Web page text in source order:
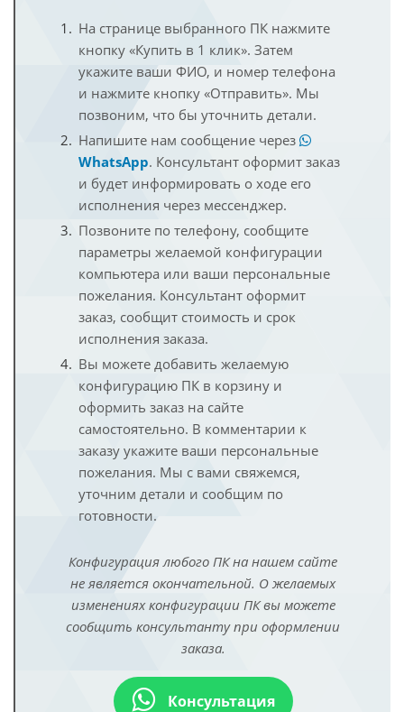
На странице выбранного ПК нажмите
кнопку «Купить в 1 клик». Затем
укажите ваши ФИО, и номер телефона
и нажмите кнопку «Отправить». Мы
позвоним, что бы уточнить детали.
Напишите нам сообщение через
WhatsApp. Консультант оформит заказ
и будет информировать о ходе его
исполнения через мессенджер.
Позвоните по телефону, сообщите
параметры желаемой конфигурации
компьютера или ваши персональные
пожелания. Консультант оформит
заказ, сообщит стоимость и срок
исполнения заказа.
Вы можете добавить желаемую
конфигурацию ПК в корзину и
оформить заказ на сайте
самостоятельно. В комментарии к
заказу укажите ваши персональные
пожелания. Мы с вами свяжемся,
уточним детали и сообщим по
готовности.
Конфигурация любого ПК на нашем сайте
не является окончательной. О желаемых
изменениях конфигурации ПК вы можете
сообщить консультанту при оформлении
заказа.
Консультация